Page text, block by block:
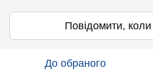
Повідомити, коли
До обраного